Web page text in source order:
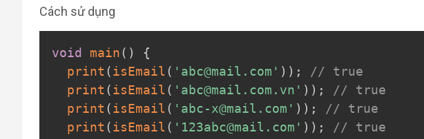
Cách sử dụng
void main( )
{
print (isEmail ( 'abc@mail.com' ) ) ;
// true
print (isEmail ( 'abc@mail.com.vn' ) ) ;
// true
print (isEmail ( 'abc-x@mail.com' ) ) ;
// true
print (isEmail ( '123abc@mail.com' ) ) ;
// true